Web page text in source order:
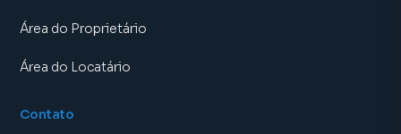
Área do Proprietário
Área do Locatário
Contato